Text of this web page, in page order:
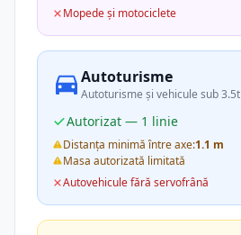
Mopede și motociclete
Autoturisme
Autoturisme și vehicule sub 3.5t
Autorizat — 1 linie
Distanța minimă între axe:1.1 m
Masa autorizată limitată
Autovehicule fără servofrână